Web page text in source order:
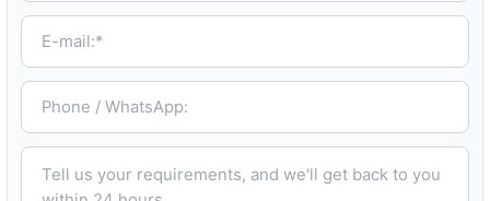
E-mail:*
Phone / WhatsApp:
Tell us your requirements, and we'll get back to you within 24 hours.